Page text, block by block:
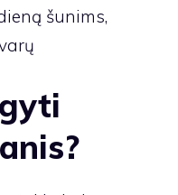
šunims,